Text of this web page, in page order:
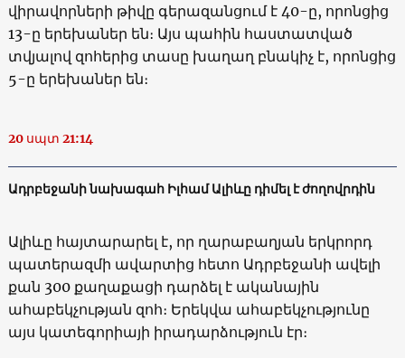
վիրավորների թիվը գերազանցում է 40-ը, որոնցից
13-ը երեխաներ են։ Այս պահին հաստատված
տվյալով զոհերից տասը խաղաղ բնակիչ է, որոնցից
5-ը երեխաներ են։
20 սպտ 21:14
Ադրբեջանի նախագահ Իլհամ Ալիևը դիմել է ժողովրդին
Ալիևը հայտարարել է, որ ղարաբաղյան երկրորդ
պատերազմի ավարտից հետո Ադրբեջանի ավելի
քան 300 քաղաքացի դարձել է ականային
ահաբեկչության զոհ։ Երեկվա ահաբեկչությունը
այս կատեգորիայի իրադարձություն էր։